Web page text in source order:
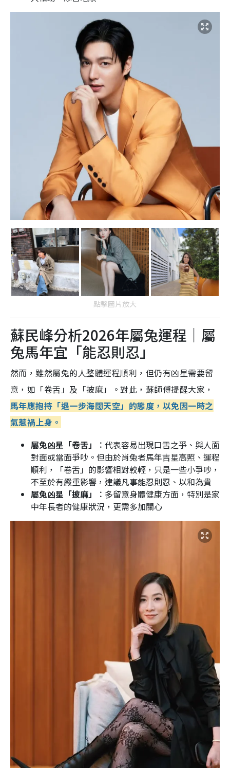
點擊圖片放大
蘇民峰分析2026年屬兔運程｜屬
兔馬年宜「能忍則忍」
然而，雖然屬兔的人整體運程順利，但仍有凶星需要留
意，如「卷舌」及「披麻」。對此，蘇師傅提醒大家，
馬年應抱持「退一步海闊天空」的態度，以免因一時之
氣惹禍上身。
屬兔凶星「卷舌」︰ 代表容易出現口舌之爭、與人面
對面或當面爭吵。但由於肖兔者馬年吉星高照、運程
順利，「卷舌」的影響相對較輕，只是一些小爭吵，
不至於有嚴重影響，建議凡事能忍則忍、以和為貴
屬兔凶星「披麻」︰ 多留意身體健康方面，特別是家
中年長者的健康狀況，更需多加關心